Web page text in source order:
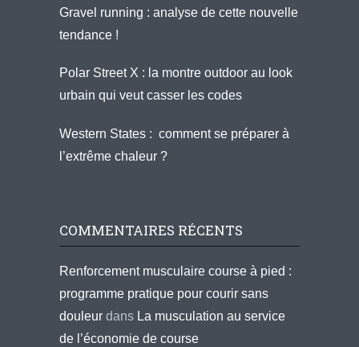
Gravel running : analyse de cette nouvelle
tendance !
Polar Street X : la montre outdoor au look
urbain qui veut casser les codes
Western States : comment se préparer à
l’extrême chaleur ?
COMMENTAIRES RÉCENTS
Renforcement musculaire course à pied :
programme pratique pour courir sans
douleur dans La musculation au service
de l’économie de course